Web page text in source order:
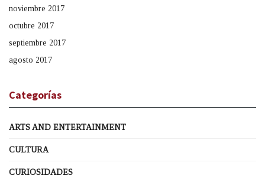
noviembre 2017
octubre 2017
septiembre 2017
agosto 2017
Categorías
ARTS AND ENTERTAINMENT
CULTURA
CURIOSIDADES